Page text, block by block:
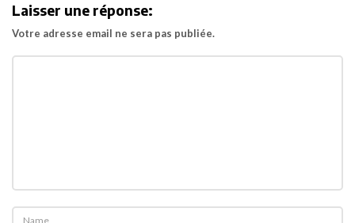
e
r
t
Laisser une réponse:
Votre adresse email ne sera pas publiée.